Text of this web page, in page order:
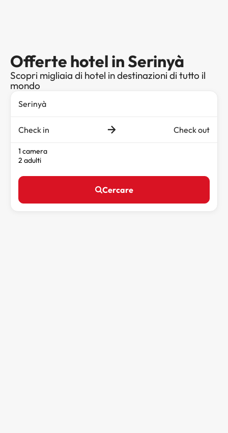
Offerte hotel in Serinyà
Scopri migliaia di hotel in destinazioni di tutto il
mondo
Check in Check out
1 camera
2 adulti
Cercare